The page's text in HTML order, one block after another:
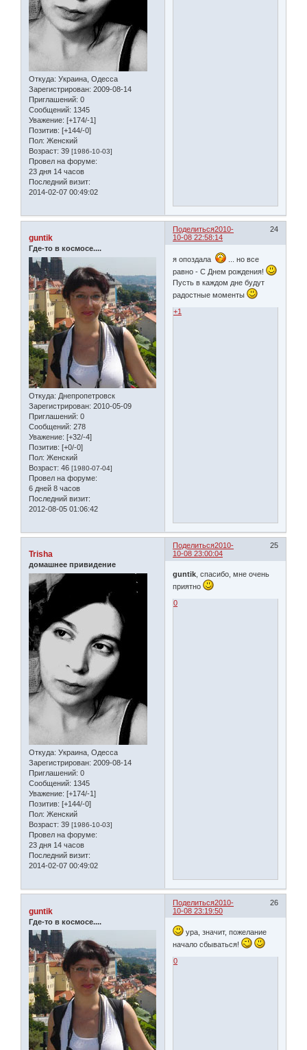
Откуда: Украина, Одесса
Зарегистрирован: 2009-08-14
Приглашений: 0
Сообщений: 1345
Уважение: [+174/-1]
Позитив: [+144/-0]
Пол: Женский
Возраст: 39 [1986-10-03]
Провел на форуме:
23 дня 14 часов
Последний визит:
2014-02-07 00:49:02
Поделиться 24
2010-
10-08 22:58:14
guntik
Где-то в космосе....
Откуда: Днепропетровск
Зарегистрирован: 2010-05-09
Приглашений: 0
Сообщений: 278
Уважение: [+32/-4]
Позитив: [+0/-0]
Пол: Женский
Возраст: 46 [1980-07-04]
Провел на форуме:
6 дней 8 часов
Последний визит:
2012-08-05 01:06:42
я опоздала
... но все
равно - С Днем рождения!
Пусть в каждом дне будут
радостные моменты
+1
Поделиться 25
2010-
10-08 23:00:04
Trisha
домашнее привидение
Откуда: Украина, Одесса
Зарегистрирован: 2009-08-14
Приглашений: 0
Сообщений: 1345
Уважение: [+174/-1]
Позитив: [+144/-0]
Пол: Женский
Возраст: 39 [1986-10-03]
Провел на форуме:
23 дня 14 часов
Последний визит:
2014-02-07 00:49:02
guntik , спасибо, мне очень
приятно
0
Поделиться 26
2010-
10-08 23:19:50
guntik
Где-то в космосе....
ура, значит, пожелание
начало сбываться!
0